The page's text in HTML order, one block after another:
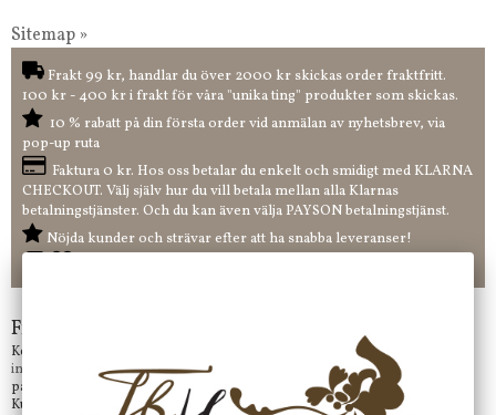
Sitemap »
Frakt 99 kr, handlar du över 2000 kr skickas order fraktfritt.
100 kr - 400 kr i frakt för våra "unika ting" produkter som skickas.
10 % rabatt på din första order vid anmälan av nyhetsbrev, via
pop-up ruta
Faktura 0 kr. Hos oss betalar du enkelt och smidigt med KLARNA
CHECKOUT. Välj själv hur du vill betala mellan alla Klarnas
betalningstjänster. Och du kan även välja PAYSON betalningstjänst.
Nöjda kunder och strävar efter att ha snabba leveranser!
Frågor?
Kontakta oss på
info@jbhome.seVi svarar
på mail så fort vi kan.
Kundtjänst telefontid öppet vardagar mellan 10.00 - 15.00